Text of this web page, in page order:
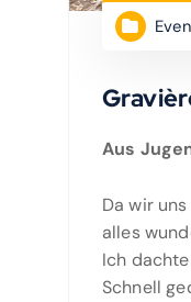
Aus
Da wir
alles
Ich
Schnell